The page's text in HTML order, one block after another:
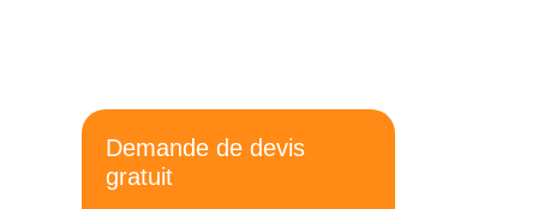
Demande de devis
gratuit